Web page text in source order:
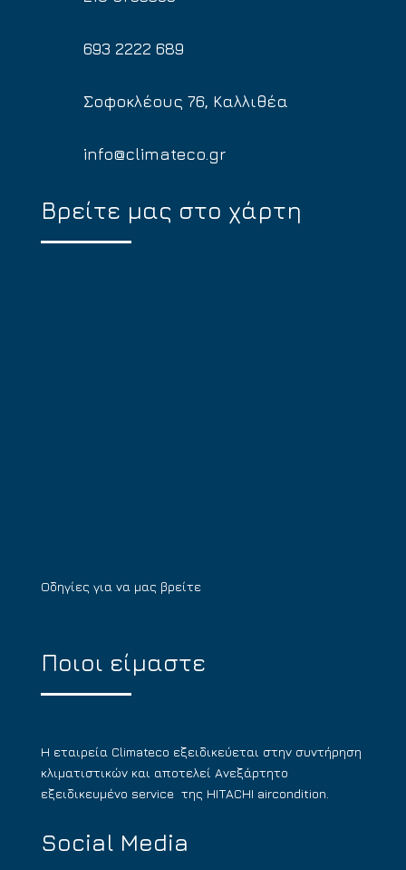
693 2222 689
Σοφοκλέους 76, Καλλιθέα
info@climateco.gr
Βρείτε μας στο χάρτη
Οδηγίες για να μας βρείτε
Ποιοι είμαστε
Η εταιρεία Climateco εξειδικεύεται στην συντήρηση
κλιματιστικών και αποτελεί Ανεξάρτητο
εξειδικευμένο service της HITACHI aircondition.
Social Media